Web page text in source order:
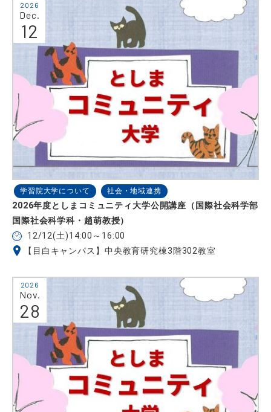
2026
Dec.
12
学習院大学について 社会・地域連携
2026年度としまコミュニティ大学公開講座（国際社会科学部
国際社会科学科・趙萌教授）
12/12(土)14:00～16:00
【目白キャンパス】中央教育研究棟3階302教室
2026
Nov.
28